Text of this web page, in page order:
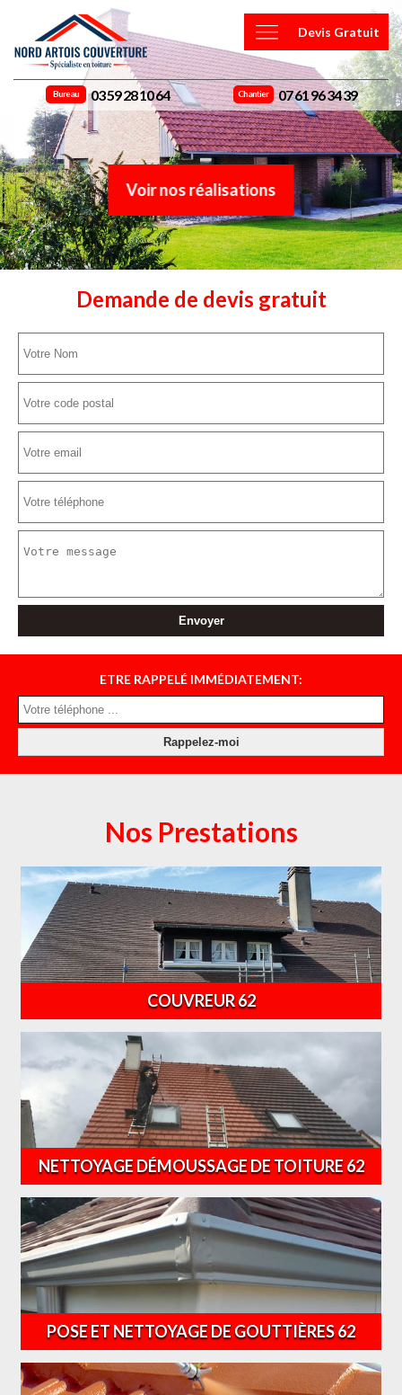
Devis Gratuit
Bureau 03 59 28 10 64 Chantier 07 61 96 34 39
Voir nos réalisations
Demande de devis gratuit
ETRE RAPPELÉ IMMÉDIATEMENT:
Nos Prestations
COUVREUR 62
NETTOYAGE DÉMOUSSAGE DE TOITURE 62
POSE ET NETTOYAGE DE GOUTTIÈRES 62